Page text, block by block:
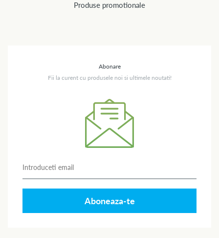
Produse promotionale
Abonare
Fii la curent cu produsele noi si ultimele noutati!
Aboneaza-te